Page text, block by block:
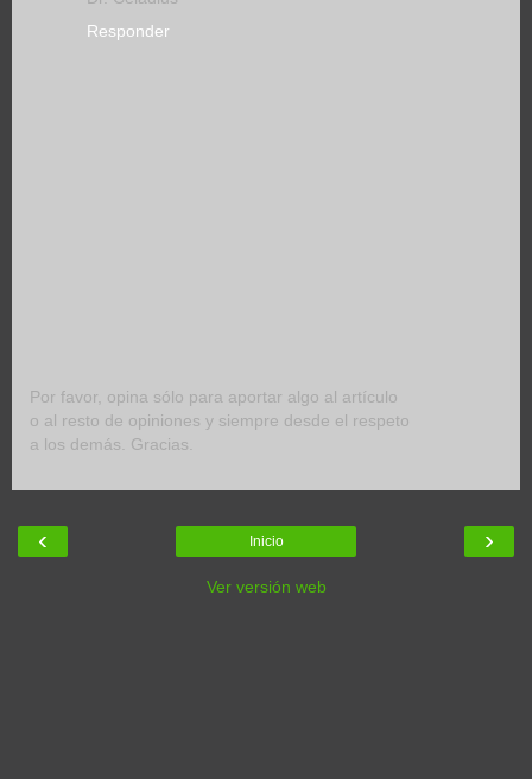
Responder
Por favor, opina sólo para aportar algo al artículo
o al resto de opiniones y siempre desde el respeto
a los demás. Gracias.
‹ ›
Inicio
Ver versión web